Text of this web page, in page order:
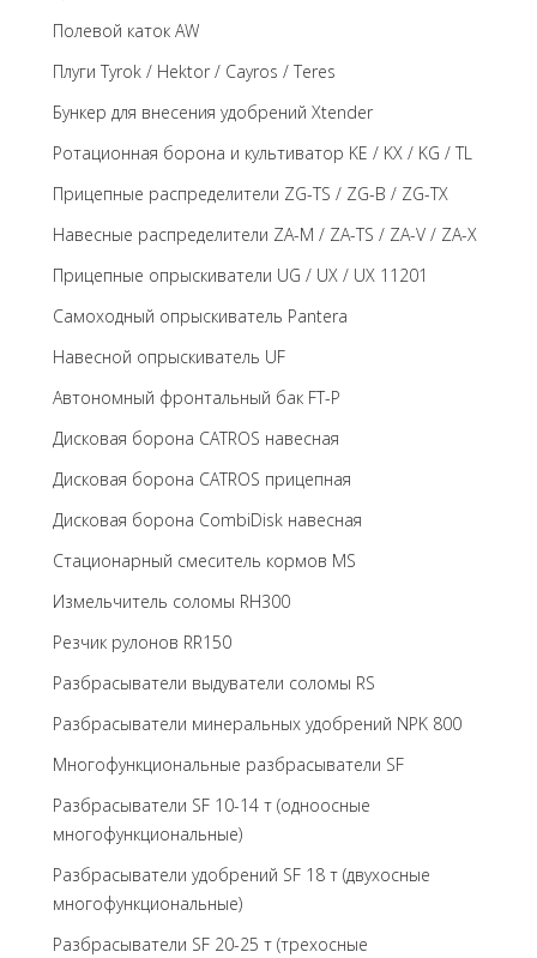
Полевой каток AW
Плуги Tyrok / Hektor / Cayros / Teres
Бункер для внесения удобрений Xtender
Ротационная борона и культиватор KE / KX / KG / TL
Прицепные распределители ZG-TS / ZG-B / ZG-TX
Навесные распределители ZA-M / ZA-TS / ZA-V / ZA-X
Прицепные опрыскиватели UG / UX / UX 11201
Самоходный опрыскиватель Pantera
Навесной опрыскиватель UF
Автономный фронтальный бак FT-P
Дисковая борона CATROS навесная
Дисковая борона CATROS прицепная
Дисковая борона CombiDisk навесная
Стационарный смеситель кормов MS
Измельчитель соломы RH300
Резчик рулонов RR150
Разбрасыватели выдуватели соломы RS
Разбрасыватели минеральных удобрений NPK 800
Многофункциональные разбрасыватели SF
Разбрасыватели SF 10-14 т (одноосные
многофункциональные)
Разбрасыватели удобрений SF 18 т (двухосные
многофункциональные)
Разбрасыватели SF 20-25 т (трехосные